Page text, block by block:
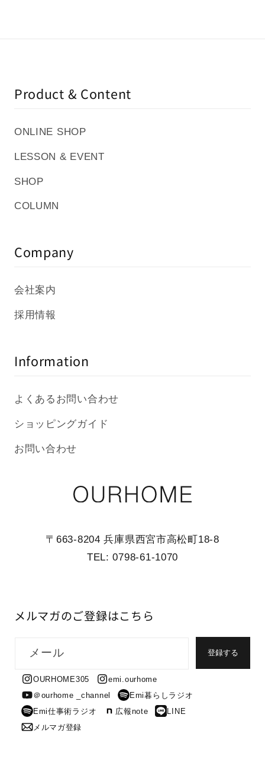
〒663-8204 兵庫県西宮市高松町18-8
TEL: 0798-61-1070
Product & Content
ONLINE SHOP
LESSON & EVENT
SHOP
COLUMN
Company
会社案内
採用情報
Information
よくあるお問い合わせ
ショッピングガイド
お問い合わせ
メルマガのご登録はこちら
メール 登録する
OURHOME305
emi.ourhome
＠ourhome _channel
Emi暮らしラジオ
Emi仕事術ラジオ
広報note
LINE
メルマガ登録